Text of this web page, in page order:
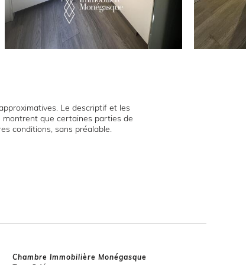
Le descriptif et les
que certaines parties de
conditions, sans préalable.
Chambre Immobilière Monégasque